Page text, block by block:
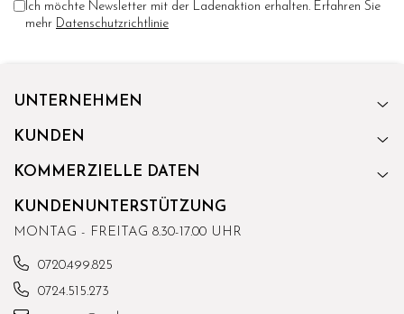
Ich möchte Newsletter mit der Ladenaktion erhalten. Erfahren Sie
mehr Datenschutzrichtlinie
UNTERNEHMEN
KUNDEN
KOMMERZIELLE DATEN
KUNDENUNTERSTÜTZUNG
MONTAG - FREITAG 8.30-17.00 UHR
0720.499.825
0724.515.273